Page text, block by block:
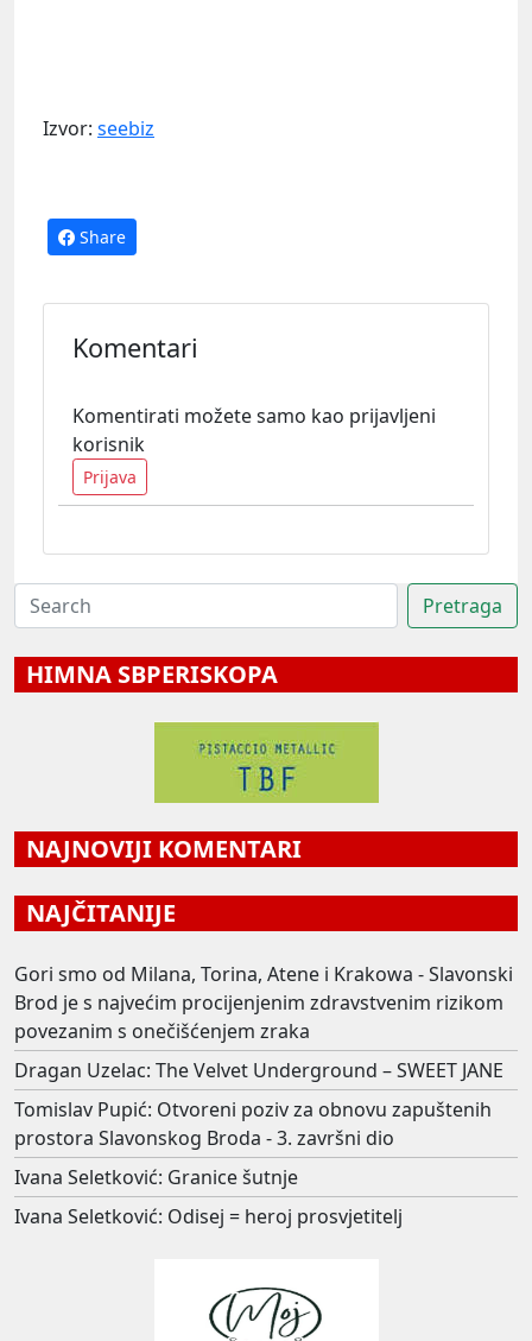
Izvor: seebiz
Share
Komentari
Komentirati možete samo kao prijavljeni
korisnik
Prijava
HIMNA SBPERISKOPA
NAJNOVIJI KOMENTARI
NAJČITANIJE
Gori smo od Milana, Torina, Atene i Krakowa - Slavonski
Brod je s najvećim procijenjenim zdravstvenim rizikom
povezanim s onečišćenjem zraka
Dragan Uzelac: The Velvet Underground – SWEET JANE
Tomislav Pupić: Otvoreni poziv za obnovu zapuštenih
prostora Slavonskog Broda - 3. završni dio
Ivana Seletković: Granice šutnje
Ivana Seletković: Odisej = heroj prosvjetitelj